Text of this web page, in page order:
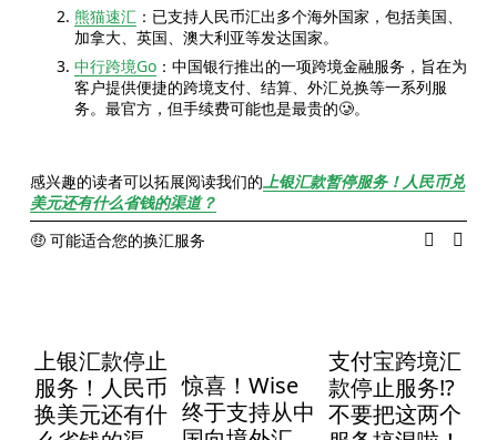
熊猫速汇 ：已支持人民币汇出多个海外国家，包括美国、
加拿大、英国、澳大利亚等发达国家。
中行跨境Go：中国银行推出的一项跨境金融服务，旨在为
客户提供便捷的跨境支付、结算、外汇兑换等一系列服
务。最官方，但手续费可能也是最贵的🥲。
感兴趣的读者可以拓展阅读我们的上银汇款暂停服务！人民币兑
美元还有什么省钱的渠道？
🤑 可能适合您的换汇服务
上银汇款停止
服务！人民币
换美元还有什
惊喜！Wise
终于支持从中
支付宝跨境汇
款停止服务!?
不要把这两个